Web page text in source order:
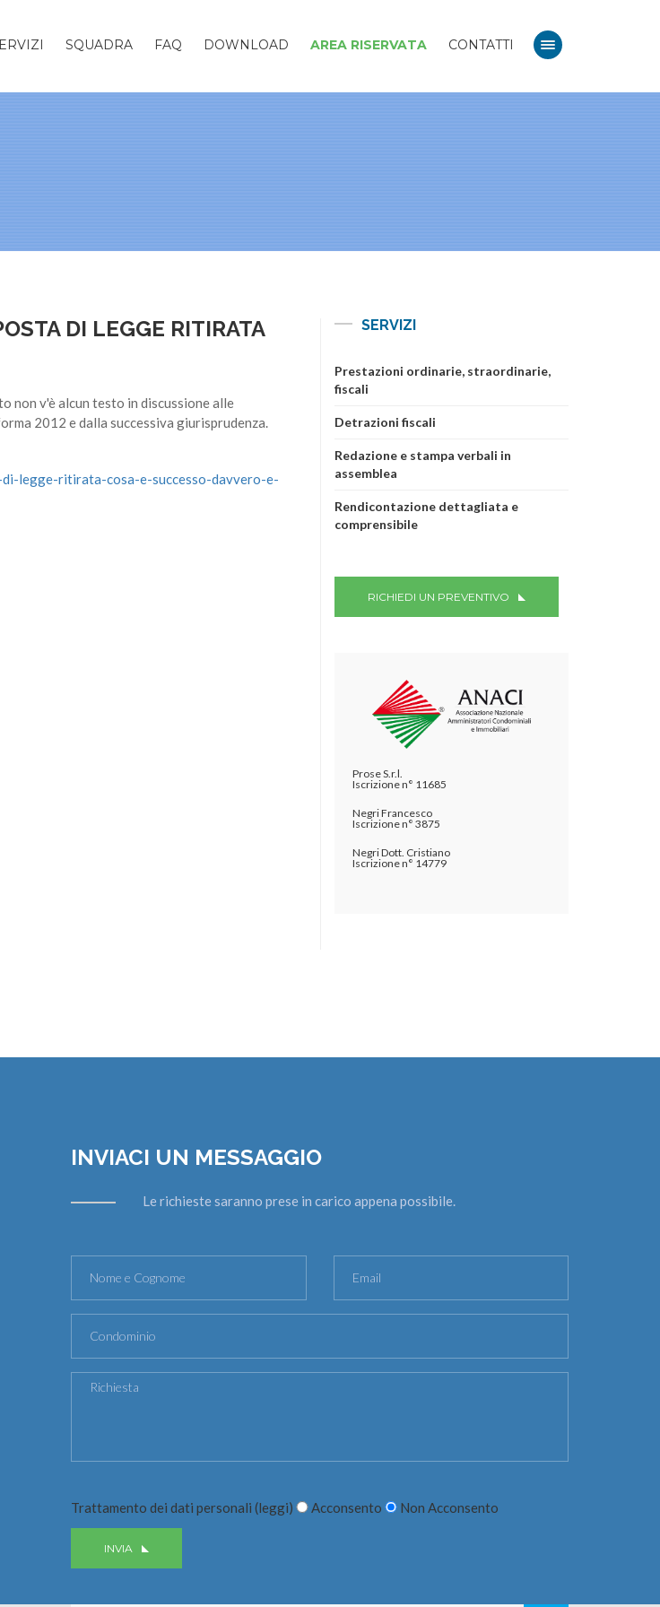
SQUADRA FAQ DOWNLOAD AREA RISERVATA CONTATTI
DI LEGGE RITIRATA
non v'è alcun testo in discussione alle
2012 e dalla successiva giurisprudenza.
legge-ritirata-cosa-e-successo-davvero-e-
SERVIZI
Prestazioni ordinarie, straordinarie,
fiscali
Detrazioni fiscali
Redazione e stampa verbali in
assemblea
Rendicontazione dettagliata e
comprensibile
RICHIEDI UN PREVENTIVO
Prose S.r.l.
Iscrizione n° 11685
Negri Francesco
Iscrizione n° 3875
Negri Dott. Cristiano
Iscrizione n° 14779
INVIACI UN MESSAGGIO
Le richieste saranno prese in carico appena possibile.
Trattamento dei dati personali (leggi) Acconsento Non Acconsento
INVIA